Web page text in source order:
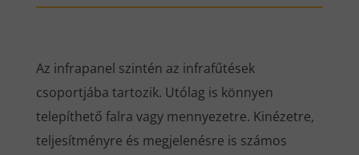
Az infrapanel szintén az infrafűtések
csoportjába tartozik. Utólag is könnyen
telepíthető falra vagy mennyezetre. Kinézetre,
teljesítményre és megjelenésre is számos